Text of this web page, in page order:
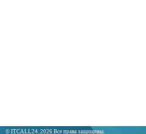
© ITCALL24. 2026 Все права защищены.